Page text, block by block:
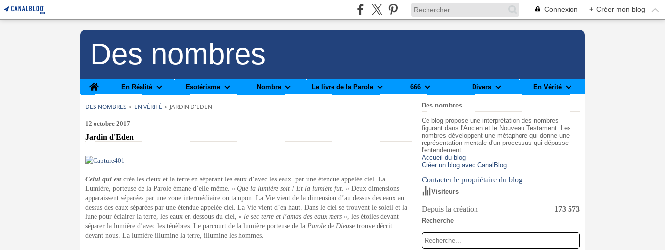
Connexion + Créer mon blog
Des nombres
Home
En Réalité Esotérisme Nombre Le livre de la Parole 666 Divers En Vérité
DES NOMBRES > EN VÉRITÉ > JARDIN D'EDEN
12 octobre 2017
Jardin d'Eden
Celui qui est créa les cieux et la terre en séparant les eaux d’avec les eaux par une étendue appelée ciel. La
Lumière, porteuse de la Parole émane d’elle même. « Que la lumière soit ! Et la lumière fut. » Deux dimensions
apparaissent séparées par une zone intermédiaire ou tampon. La Vie vient de la dimension d’au dessus des eaux au
dessus des eaux séparées par une étendue appelée ciel. La Vie vient d’en haut. Dans le ciel se trouvent le soleil et la
lune pour éclairer la terre, les eaux en dessous du ciel, « le sec terre et l’amas des eaux mers », les étoiles devant
séparer la lumière d’avec les ténèbres. Le parcourt de la lumière porteuse de la Parole de Dieuse trouve décrit
devant nous. La lumière illumine la terre, illumine les hommes.
Des nombres
Ce blog propose une interprétation des nombres
figurant dans l'Ancien et le Nouveau Testament. Les
nombres développent une métaphore qui donne une
représentation mentale d'un processus qui dépasse
l'entendement.
Accueil du blog
Créer un blog avec CanalBlog
Contacter le propriétaire du blog
Visiteurs
Depuis la création 173 573
Recherche